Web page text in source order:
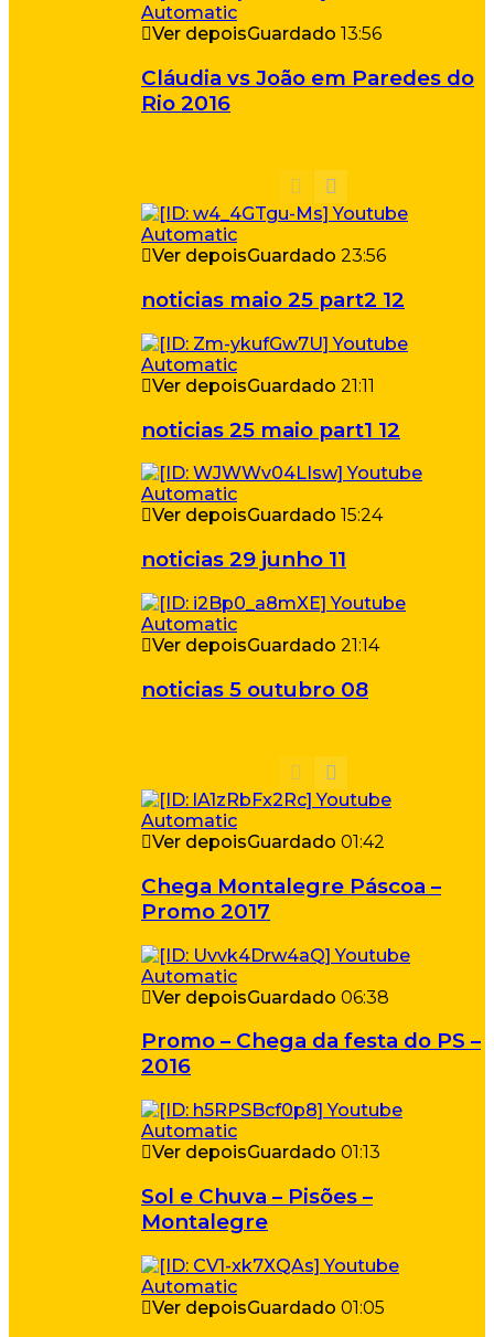
Ver depoisGuardado 13:56
Cláudia vs João em Paredes do
Rio 2016
Ver depoisGuardado 23:56
noticias maio 25 part2 12
Ver depoisGuardado 21:11
noticias 25 maio part1 12
Ver depoisGuardado 15:24
noticias 29 junho 11
Ver depoisGuardado 21:14
noticias 5 outubro 08
Ver depoisGuardado 01:42
Chega Montalegre Páscoa –
Promo 2017
Ver depoisGuardado 06:38
Promo – Chega da festa do PS –
2016
Ver depoisGuardado 01:13
Sol e Chuva – Pisões –
Montalegre
Ver depoisGuardado 01:05